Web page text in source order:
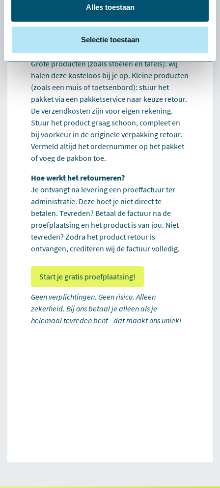
Alles toestaan
Selectie toestaan
Dan helpen we je persoonlijk een alternatief te
vinden dat beter bij je past. Lukt dat niet, dan
Hoe werkt het retourneren?
Grote producten (zoals stoelen en tafels): wij
halen deze kosteloos bij je op. Kleine producten
(zoals een muis of toetsenbord): stuur het
pakket via een pakketservice naar keuze retour.
De verzendkosten zijn voor eigen rekening.
Stuur het product graag schoon, compleet en
bij voorkeur in de originele verpakking retour.
Vermeld altijd het ordernummer op het pakket
of voeg de pakbon toe.
Hoe werkt het retourneren?
Je ontvangt na levering een proeffactuur ter
administratie. Deze hoef je niet direct te
betalen. Tevreden? Betaal de factuur na de
proefplaatsing en het product is van jou. Niet
tevreden? Zodra het product retour is
ontvangen, crediteren wij de factuur volledig.
Start je gratis proefplaatsing!
Geen verplichtingen. Geen risico. Alleen
zekerheid. Bij ons betaal je alleen als je
helemaal tevreden bent - dat maakt ons uniek!